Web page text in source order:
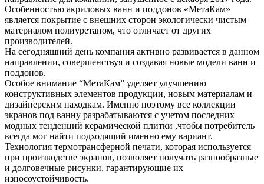
Особенностью акриловых ванн и поддонов «МетаКам»
является покрытие с внешних сторон экологически чистым
материалом полиуретаном, что отличает от других
производителей.
На сегодняшний день компания активно развивается в данном
направлении, совершенствуя и создавая новые модели ванн и
поддонов.
Oсобое внимание “МетаКам” уделяет улучшению
конструктивных элементов продукции, новым материалам и
дизайнерским находкам. Именно поэтому все коллекции
экранов под ванну разрабатываются с учетом последних
модных тенденций керамической плитки ,чтобы потребитель
всегда мог найти подходящий именно ему вариант.
Технология термотрансферной печати, которая используется
при производстве экранов, позволяет получать разнообразные
и долговечные рисунки, гарантирующие их
износоустойчивость.